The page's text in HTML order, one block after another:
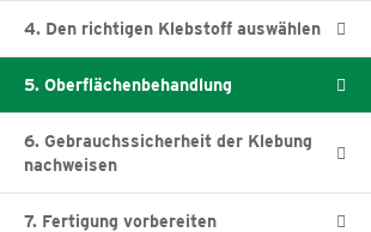
4. Den richtigen Klebstoff auswählen
5. Oberflächenbehandlung
6. Gebrauchssicherheit der Klebung
nachweisen
7. Fertigung vorbereiten